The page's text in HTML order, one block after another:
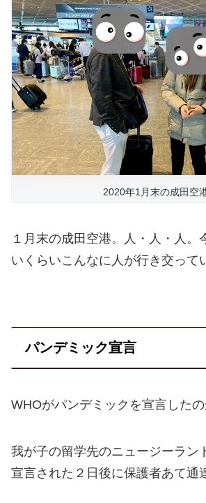
2020年1月末の成田空
１月末の成田空港。人・人・人。
いくらいこんなに人が行き交って
パンデミック宣言
WHOがパンデミックを宣言した
我が子の留学先のニュージーラン
宣言された２日後に保護者あて通